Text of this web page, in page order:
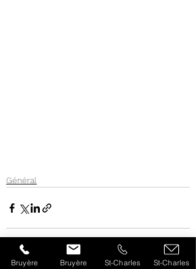
Général
Bruyère Bruyère St-Charles St-Charles